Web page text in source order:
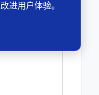
全审查
进用户体验。